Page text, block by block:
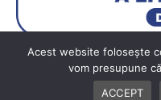
Acest website folosește
vom presupune
ACCEPT